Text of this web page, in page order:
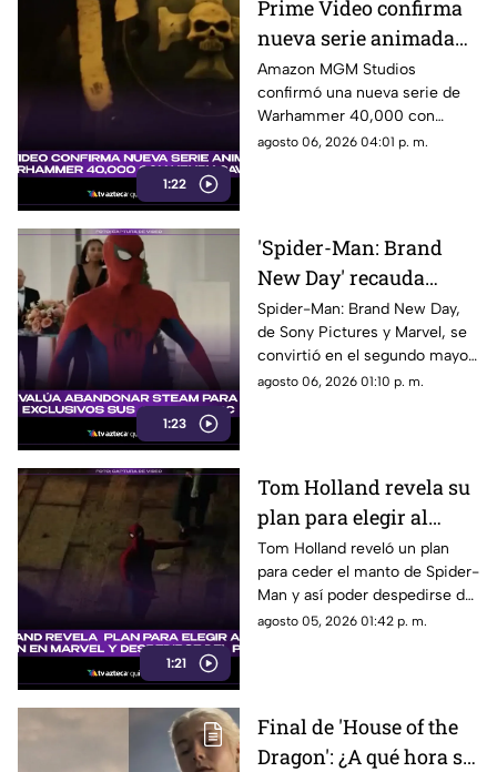
1:22
Prime Video confirma
nueva serie animada
de Warhammer 40,000
con Henry Cavill
Amazon MGM Studios
confirmó una nueva serie de
Warhammer 40,000 con
Henry Cavill como productor
agosto 06, 2026 04:01 p. m.
1:23
'Spider-Man: Brand
New Day' recauda
millones de dólares y
es el segundo mejor
debut de la historia
Spider-Man: Brand New Day,
de Sony Pictures y Marvel, se
convirtió en el segundo mayor
estreno de fin de semana. Aquí
agosto 06, 2026 01:10 p. m.
1:21
Tom Holland revela su
plan para elegir al
próximo Spider-Man
en Marvel y despedirse
del personaje
Tom Holland reveló un plan
para ceder el manto de Spider-
Man y así poder despedirse del
personaje. Aquí te
agosto 05, 2026 01:42 p. m.
Final de 'House of the
Dragon': ¿A qué hora se